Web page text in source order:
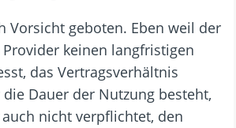
Vorsicht geboten. Eben weil der
keinen langfristigen
das Vertragsverhältnis
Dauer der Nutzung besteht,
nicht verpflichtet, den